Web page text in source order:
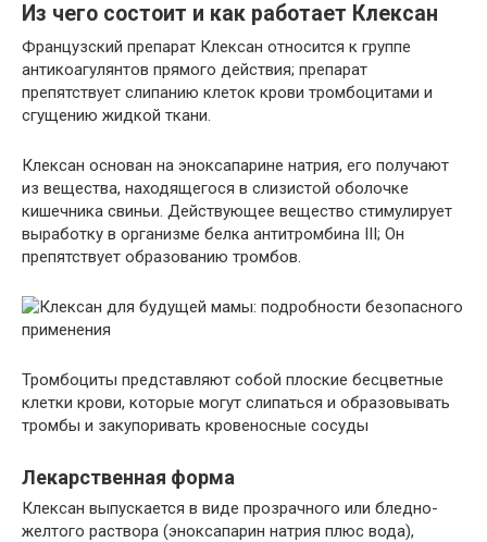
Из чего состоит и как работает Клексан
Французский препарат Клексан относится к группе
антикоагулянтов прямого действия; препарат
препятствует слипанию клеток крови тромбоцитами и
сгущению жидкой ткани.
Клексан основан на эноксапарине натрия, его получают
из вещества, находящегося в слизистой оболочке
кишечника свиньи. Действующее вещество стимулирует
выработку в организме белка антитромбина III; Он
препятствует образованию тромбов.
Тромбоциты представляют собой плоские бесцветные
клетки крови, которые могут слипаться и образовывать
тромбы и закупоривать кровеносные сосуды
Лекарственная форма
Клексан выпускается в виде прозрачного или бледно-
желтого раствора (эноксапарин натрия плюс вода),